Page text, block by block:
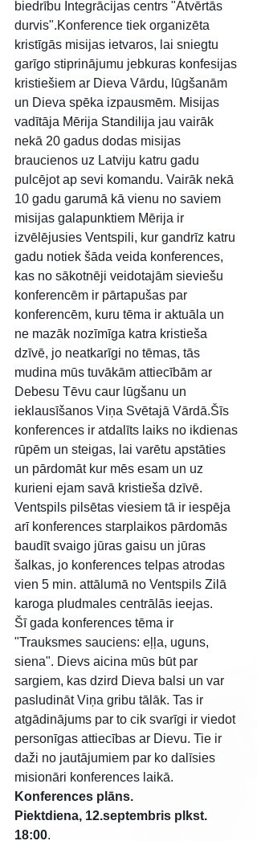
biedrību Integrācijas centrs "Atvērtās
durvis".Konference tiek organizēta
kristīgās misijas ietvaros, lai sniegtu
garīgo stiprinājumu jebkuras konfesijas
kristiešiem ar Dieva Vārdu, lūgšanām
un Dieva spēka izpausmēm. Misijas
vadītāja Mērija Standilija jau vairāk
nekā 20 gadus dodas misijas
braucienos uz Latviju katru gadu
pulcējot ap sevi komandu. Vairāk nekā
10 gadu garumā kā vienu no saviem
misijas galapunktiem Mērija ir
izvēlējusies Ventspili, kur gandrīz katru
gadu notiek šāda veida konferences,
kas no sākotnēji veidotajām sieviešu
konferencēm ir pārtapušas par
konferencēm, kuru tēma ir aktuāla un
ne mazāk nozīmīga katra kristieša
dzīvē, jo neatkarīgi no tēmas, tās
mudina mūs tuvākām attiecībām ar
Debesu Tēvu caur lūgšanu un
ieklausīšanos Viņa Svētajā Vārdā.Šīs
konferences ir atdalīts laiks no ikdienas
rūpēm un steigas, lai varētu apstāties
un pārdomāt kur mēs esam un uz
kurieni ejam savā kristieša dzīvē.
Ventspils pilsētas viesiem tā ir iespēja
arī konferences starplaikos pārdomās
baudīt svaigo jūras gaisu un jūras
šalkas, jo konferences telpas atrodas
vien 5 min. attālumā no Ventspils Zilā
karoga pludmales centrālās ieejas.
Šī gada konferences tēma ir
"Trauksmes sauciens: eļļa, uguns,
siena". Dievs aicina mūs būt par
sargiem, kas dzird Dieva balsi un var
pasludināt Viņa gribu tālāk. Tas ir
atgādinājums par to cik svarīgi ir viedot
personīgas attiecības ar Dievu. Tie ir
daži no jautājumiem par ko dalīsies
misionāri konferences laikā.
Konferences plāns.
Piektdiena, 12.septembris plkst.
18:00.